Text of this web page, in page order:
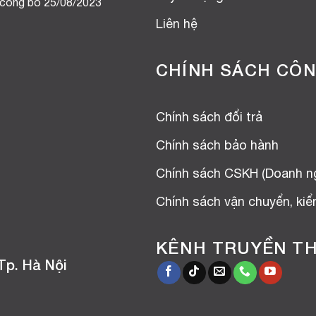
bố 25/08/2023
Hà Nội
Liên hệ
CHÍNH SÁCH
Chính sách đổi trả
Chính sách bảo hành
Chính sách CSKH (Doanh
Chính sách vận chuyển,
KÊNH TRUYỀN